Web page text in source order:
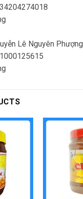
Lê Nguyên Phượng